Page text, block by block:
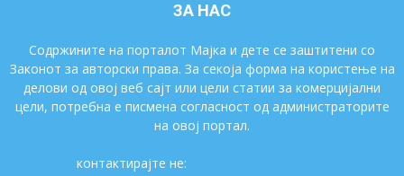
ЗА НАС
Содржините на порталот Мајка и дете се заштитени со
Законот за авторски права. За секоја форма на користење на
делови од овој веб сајт или цели статии за комерцијални
цели, потребна е писмена согласност од администраторите
на овој портал.
контактирајте не: